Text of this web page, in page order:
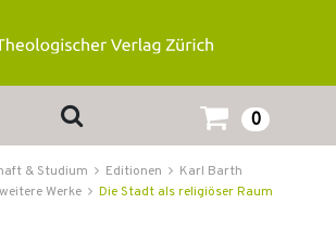
0
& Studium Editionen
Karl Barth
Werke
Die Stadt als religiöser Raum